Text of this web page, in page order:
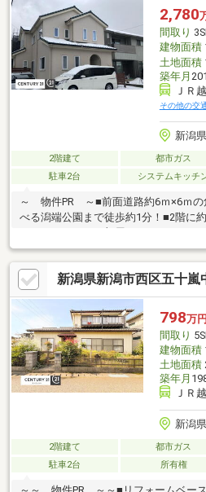
保証・シロアリ防除工事施工後5年間
ンの組み方や金融機関をご提案。住
気軽
2,780
間取り
建物面積
土地面積
築年月
ＪＲ
その他の交
新潟
2階建て 都市ガス
駐車2台
システムキッチ
～ 物件PR ～■前面道路約6ｍ×6ｍの
べる潟端公園まで徒歩約1分！■2階に
は天候を気にせず洗濯物を干せます。
線 内野駅、内野西が丘駅まで徒歩
歩）～■ウオロク内野店・・・約10分
内野中学校・・・約8分〇写真だけで
物件をぜひご覧ください。●税金や銀
もお引渡しまで全面的にお手伝いさ
等のご相談も受け賜わります。
新潟県新潟市西区五十嵐
798万円
間取り
建物面積
土地面積
築年月
ＪＲ
新潟
2階建て 都市ガス
駐車2台
所有権